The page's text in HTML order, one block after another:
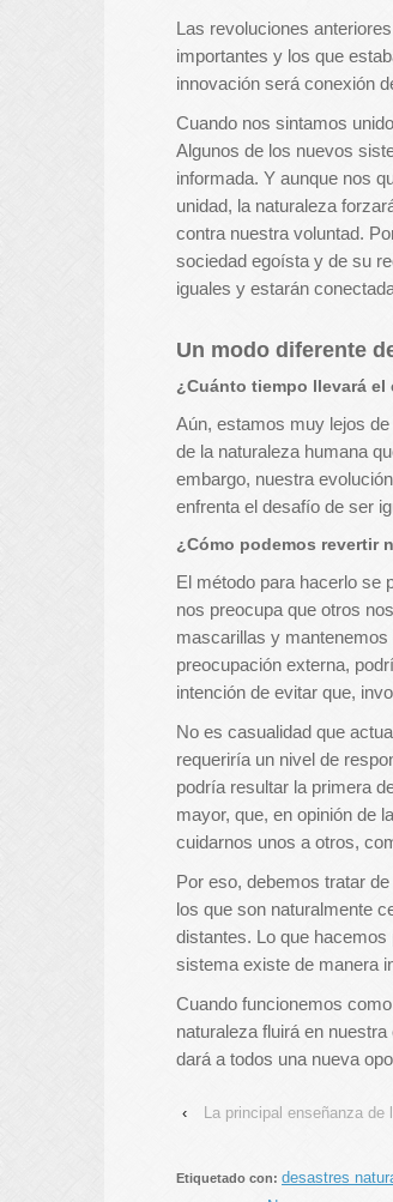
Las revoluciones
importantes y los que
innovación será conexión
Cuando nos sintamos
Algunos de los nuevos
informada. Y aunque nos
unidad, la naturaleza
contra nuestra voluntad.
sociedad egoísta y de su
iguales y estarán
Un modo diferente
¿Cuánto tiempo llevará
Aún, estamos muy lejos
de la naturaleza humana
embargo, nuestra
enfrenta el desafío de ser
¿Cómo podemos revertir
El método para hacerlo se
nos preocupa que otros
mascarillas y
preocupación externa,
intención de evitar que,
No es casualidad que
requeriría un nivel de
podría resultar la primera
mayor, que, en opinión de
cuidarnos unos a otros,
Por eso, debemos tratar
los que son naturalmente
distantes. Lo que
sistema existe de manera
Cuando funcionemos
naturaleza fluirá en
dará a todos una nueva
‹
La principal enseñanza
Etiquetado con: desastres